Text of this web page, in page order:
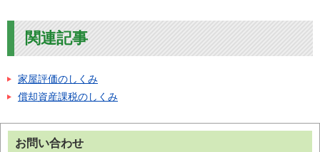
関連記事
家屋評価のしくみ
償却資産課税のしくみ
お問い合わせ